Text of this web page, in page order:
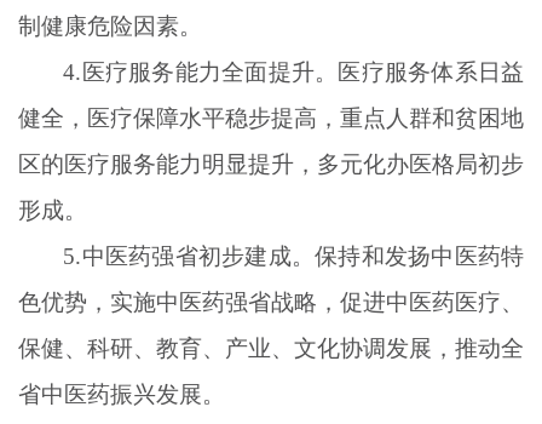
制健康危险因素。
4.医疗服务能力全面提升。医疗服务体系日益
健全，医疗保障水平稳步提高，重点人群和贫困地
区的医疗服务能力明显提升，多元化办医格局初步
形成。
5.中医药强省初步建成。保持和发扬中医药特
色优势，实施中医药强省战略，促进中医药医疗、
保健、科研、教育、产业、文化协调发展，推动全
省中医药振兴发展。